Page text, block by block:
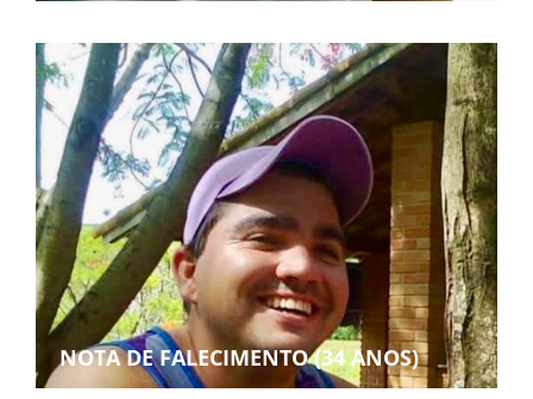
NOTA DE FALECIMENTO (34 ANOS)